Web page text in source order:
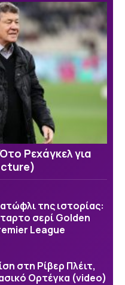
Ρεχάγκελ για
της ιστορίας:
σερί Golden
League
στη Ρίβερ Πλέιτ,
Ορτέγκα (video)